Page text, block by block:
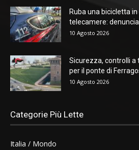
Ruba una bicicletta
telecamere:
10 Agosto 2026
Sicurezza, controlli a
per il ponte di
10 Agosto 2026
Categorie Più Lette
Italia / Mondo